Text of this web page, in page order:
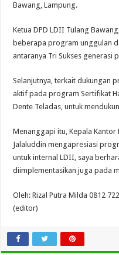
Bawang, Lampung.
Ketua DPD LDII Tulang
beberapa program unggulan
antaranya Tri Sukses generasi
Selanjutnya, terkait dukungan
aktif pada program Sertifikat
Dente Teladas, untuk
Menanggapi itu, Kepala Kantor
Jalaluddin mengapresiasi
untuk internal LDII, saya
diimplementasikan juga pada
Oleh: Rizal Putra Milda 0812
(editor)